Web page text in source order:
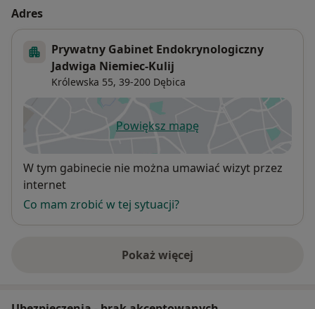
Adres
Prywatny Gabinet Endokrynologiczny
Jadwiga Niemiec-Kulij
Królewska 55, 39-200 Dębica
Powiększ mapęotwiera się w nowej karcie
Dostępność
W tym gabinecie nie można umawiać wizyt przez
internet
Co mam zrobić w tej sytuacji?
Pokaż więcej
o adresie